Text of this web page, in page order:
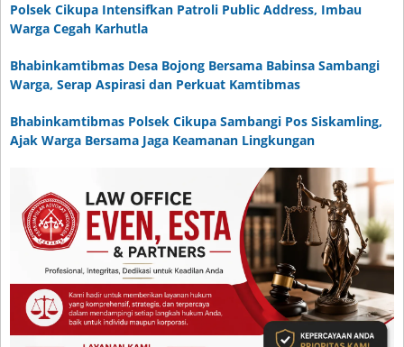
Polsek Cikupa Intensifkan Patroli Public Address, Imbau
Warga Cegah Karhutla
Bhabinkamtibmas Desa Bojong Bersama Babinsa Sambangi
Warga, Serap Aspirasi dan Perkuat Kamtibmas
Bhabinkamtibmas Polsek Cikupa Sambangi Pos Siskamling,
Ajak Warga Bersama Jaga Keamanan Lingkungan